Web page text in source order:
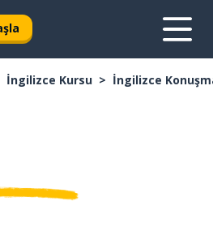
İngilizce Kursu İngilizce